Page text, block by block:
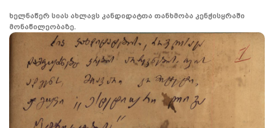
ხელნაწერ სიას ახლავს კანდიდატთა თანხმობა კენჭისყრაში
მონაწილეობაზე.